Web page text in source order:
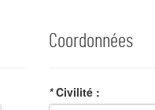
Coordonnées
* Civilité :